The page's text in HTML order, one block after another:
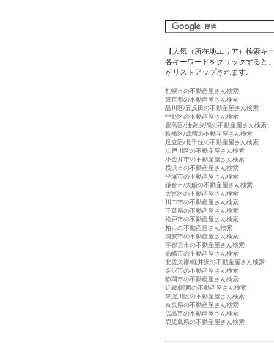
【人気（所在地エリア）検索キ
各キーワードをクリックすると
がリストアップされます。
札幌市の不動産屋さん検索
東京都の不動産屋さん検索
品川区/五反田の不動産屋さん検索
中野区の不動産屋さん検索
豊島区/池袋,巣鴨の不動産屋さん検索
板橋区/成増の不動産屋さん検索
足立区/北千住の不動産屋さん検索
江戸川区の不動産屋さん検索
小金井市の不動産屋さん検索
横浜市の不動産屋さん検索
平塚市の不動産屋さん検索
鎌倉市/大船の不動産屋さん検索
大宮区の不動産屋さん検索
川口市の不動産屋さん検索
千葉県の不動産屋さん検索
松戸市の不動産屋さん検索
柏市の不動産屋さん検索
浦安市の不動産屋さん検索
宇都宮市の不動産屋さん検索
高崎市の不動産屋さん検索
北佐久郡/軽井沢の不動産屋さん検索
金沢市の不動産屋さん検索
静岡市の不動産屋さん検索
近畿/関西の不動産屋さん検索
東淀川区の不動産屋さん検索
奈良県の不動産屋さん検索
広島市の不動産屋さん検索
鹿児島県の不動産屋さん検索